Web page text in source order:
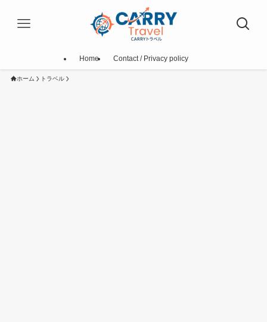
Home Contact / Privacy policy
ホーム トラベル